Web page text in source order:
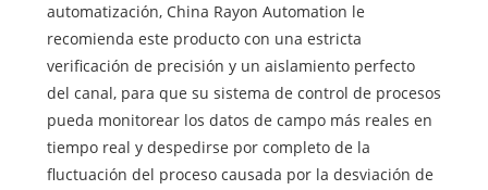
automatización, China Rayon Automation le
recomienda este producto con una estricta
verificación de precisión y un aislamiento perfecto
del canal, para que su sistema de control de procesos
pueda monitorear los datos de campo más reales en
tiempo real y despedirse por completo de la
fluctuación del proceso causada por la desviación de